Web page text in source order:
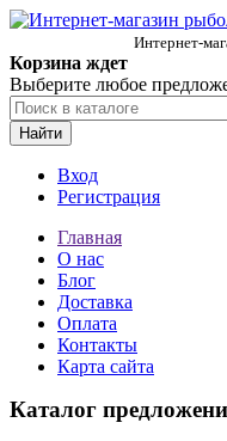
Интернет-
Корзина ждет
Выберите любое
Найти
Вход
Регистрация
Главная
О нас
Блог
Доставка
Оплата
Контакты
Карта сайта
Каталог